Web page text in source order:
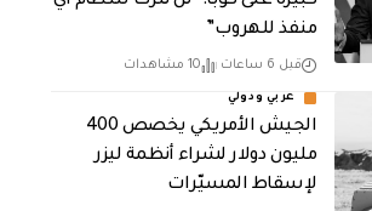
منفذ للهروب”
قبل 6 ساعات 10 مشاهدات
عربي ودولي
الجيش الأمريكي يخصص 400
مليون دولار لشراء أنظمة ليزر
لإسقاط المسيّرات